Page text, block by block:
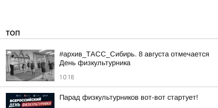
ТОП
#архив_ТАСС_Сибирь. 8 августа отмечается
День физкультурника
10:18
Парад физкультурников вот-вот стартует!